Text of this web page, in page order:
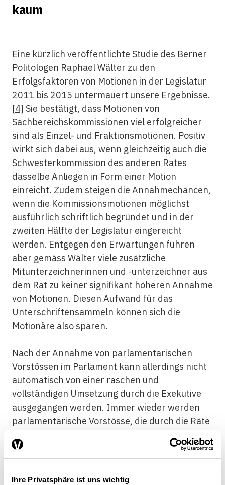
Ihre Privatsphäre ist uns wichtig
kaum
Eine kürzlich veröffentlichte Studie des Berner
Politologen Raphael Wälter zu den
Erfolgsfaktoren von Motionen in der Legislatur
2011 bis 2015 untermauert unsere Ergebnisse.
[4] Sie bestätigt, dass Motionen von
Sachbereichskommissionen viel erfolgreicher
sind als Einzel- und Fraktionsmotionen. Positiv
wirkt sich dabei aus, wenn gleichzeitig auch die
Schwesterkommission des anderen Rates
dasselbe Anliegen in Form einer Motion
einreicht. Zudem steigen die Annahmechancen,
wenn die Kommissionsmotionen möglichst
ausführlich schriftlich begründet und in der
zweiten Hälfte der Legislatur eingereicht
werden. Entgegen den Erwartungen führen
aber gemäss Wälter viele zusätzliche
Mitunterzeichnerinnen und -unterzeichner aus
dem Rat zu keiner signifikant höheren Annahme
von Motionen. Diesen Aufwand für das
Unterschriftensammeln können sich die
Motionäre also sparen.
Nach der Annahme von parlamentarischen
Vorstössen im Parlament kann allerdings nicht
automatisch von einer raschen und
vollständigen Umsetzung durch die Exekutive
ausgegangen werden. Immer wieder werden
parlamentarische Vorstösse, die durch die Räte
vollständig umgesetzt. Die
Geschäftsprüfungskommissionen (GPK) der
beiden Räte haben deshalb im vergangenen